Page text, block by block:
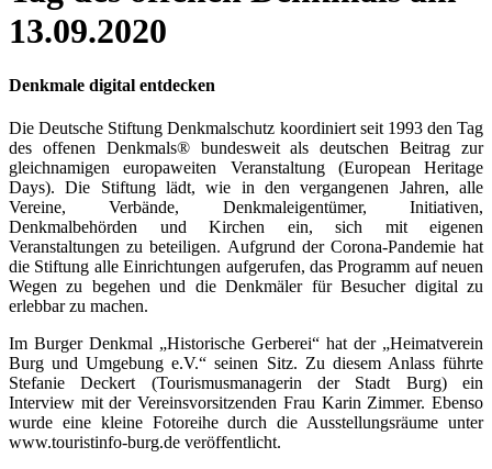
13.09.2020
Denkmale digital entdecken
Die Deutsche Stiftung Denkmalschutz koordiniert seit 1993 den Tag
des offenen Denkmals® bundesweit als deutschen Beitrag zur
gleichnamigen europaweiten Veranstaltung (European Heritage
Days). Die Stiftung lädt, wie in den vergangenen Jahren, alle
Vereine, Verbände, Denkmaleigentümer, Initiativen,
Denkmalbehörden und Kirchen ein, sich mit eigenen
Veranstaltungen zu beteiligen. Aufgrund der Corona-Pandemie hat
die Stiftung alle Einrichtungen aufgerufen, das Programm auf neuen
Wegen zu begehen und die Denkmäler für Besucher digital zu
erlebbar zu machen.
Im Burger Denkmal „Historische Gerberei“ hat der „Heimatverein
Burg und Umgebung e.V.“ seinen Sitz. Zu diesem Anlass führte
Stefanie Deckert (Tourismusmanagerin der Stadt Burg) ein
Interview mit der Vereinsvorsitzenden Frau Karin Zimmer. Ebenso
wurde eine kleine Fotoreihe durch die Ausstellungsräume unter
www.touristinfo-burg.de veröffentlicht.